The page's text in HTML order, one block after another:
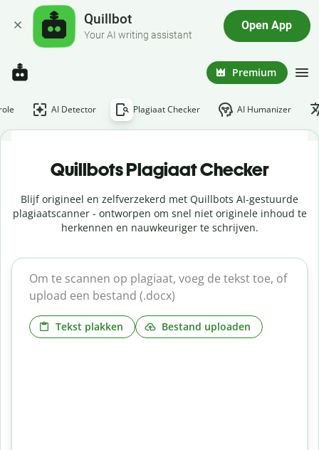
Quillbot
Your AI writing assistant
Open App
Premium
AI Detector Plagiaat Checker AI Humanizer
Quillbots Plagiaat Checker
Blijf origineel en zelfverzekerd met Quillbots AI-gestuurde
plagiaatscanner - ontworpen om snel niet originele inhoud te
herkennen en nauwkeuriger te schrijven.
Tekst plakken Bestand uploaden